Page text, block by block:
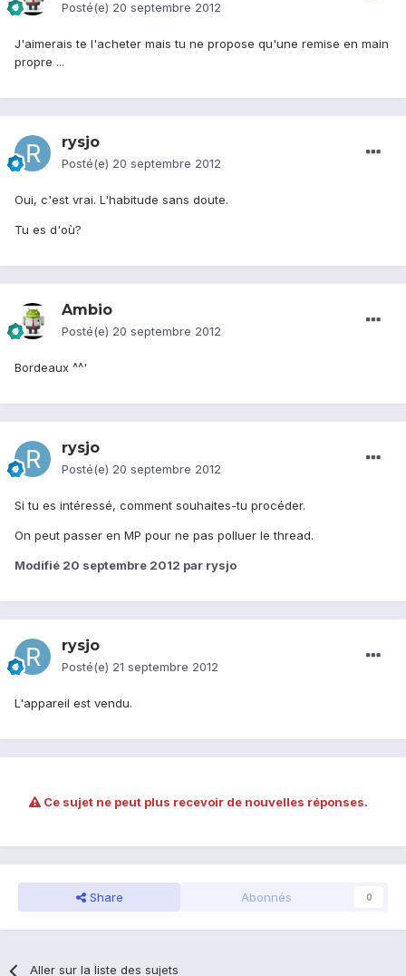
Posté(e) 20 septembre 2012
J'aimerais te l'acheter mais tu ne propose qu'une remise en main
propre ...
rysjo
Posté(e) 20 septembre 2012
Oui, c'est vrai. L'habitude sans doute.
Tu es d'où?
Ambio
Posté(e) 20 septembre 2012
Bordeaux ^^'
rysjo
Posté(e) 20 septembre 2012
Si tu es intéressé, comment souhaites-tu procéder.
On peut passer en MP pour ne pas polluer le thread.
Modifié 20 septembre 2012 par rysjo
rysjo
Posté(e) 21 septembre 2012
L'appareil est vendu.
Ce sujet ne peut plus recevoir de nouvelles réponses.
Share Abonnés 0
Aller sur la liste des sujets